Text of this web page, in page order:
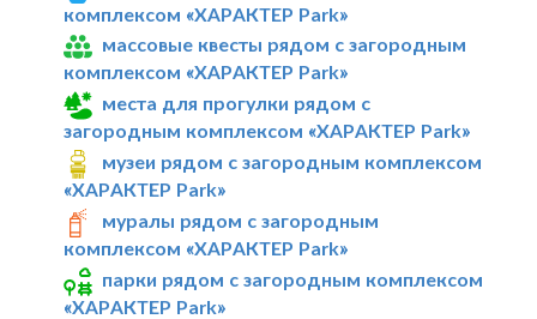
комплексом «ХАРАКТЕР Park»
массовые квесты рядом с загородным
комплексом «ХАРАКТЕР Park»
места для прогулки рядом с
загородным комплексом «ХАРАКТЕР Park»
музеи рядом с загородным комплексом
«ХАРАКТЕР Park»
муралы рядом с загородным
комплексом «ХАРАКТЕР Park»
парки рядом с загородным комплексом
«ХАРАКТЕР Park»